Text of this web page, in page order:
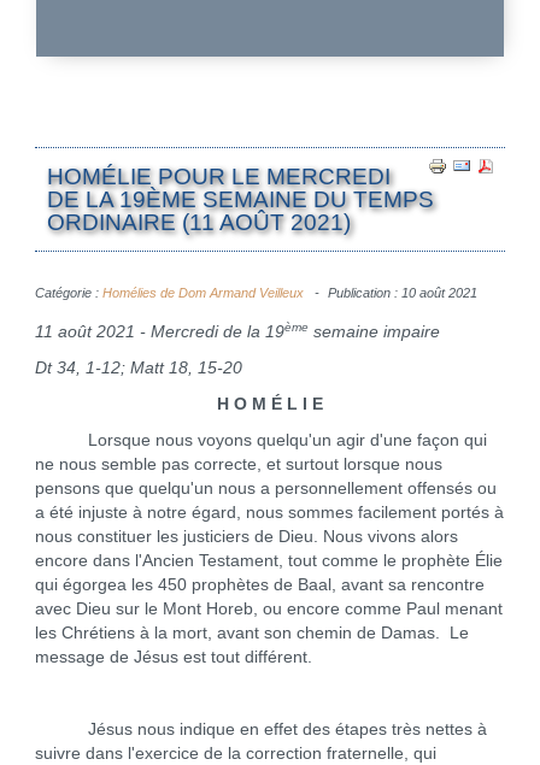
HOMÉLIE POUR LE MERCREDI
DE LA 19ÈME SEMAINE DU TEMPS
ORDINAIRE (11 AOÛT 2021)
Catégorie : Homélies de Dom Armand Veilleux Publication : 10 août 2021
11 août 2021 - Mercredi de la 19ème semaine impaire
Dt 34, 1-12; Matt 18, 15-20
H O M É L I E
Lorsque nous voyons quelqu'un agir d'une façon qui
ne nous semble pas correcte, et surtout lorsque nous
pensons que quelqu'un nous a personnellement offensés ou
a été injuste à notre égard, nous sommes facilement portés à
nous constituer les justiciers de Dieu. Nous vivons alors
encore dans l'Ancien Testament, tout comme le prophète Élie
qui égorgea les 450 prophètes de Baal, avant sa rencontre
avec Dieu sur le Mont Horeb, ou encore comme Paul menant
les Chrétiens à la mort, avant son chemin de Damas. Le
message de Jésus est tout différent.
Jésus nous indique en effet des étapes très nettes à
suivre dans l'exercice de la correction fraternelle, qui